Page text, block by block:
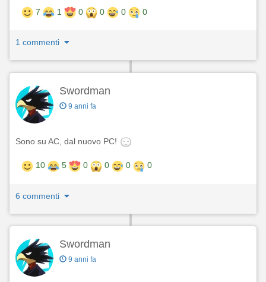
7 1 0 0 0 0
1 commenti
Swordman
9 anni fa
Sono su AC, dal nuovo PC!
10 5 0 0 0 0
6 commenti
Swordman
9 anni fa